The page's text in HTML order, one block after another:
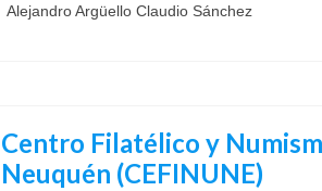
Alejandro Argüello Claudio Sánchez
Centro Filatélico y
Neuquén (CEFINUNE)